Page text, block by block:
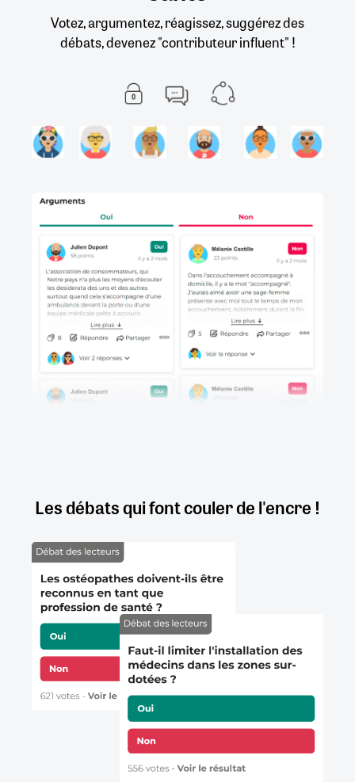
Votez, argumentez, réagissez, suggérez des
débats, devenez "contributeur influent" !
Les débats qui font couler de l'encre !